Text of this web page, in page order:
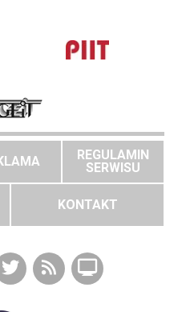
REGULAMIN
SERWISU
KONTAKT